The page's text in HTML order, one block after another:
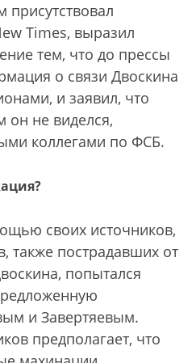
присутствовал
Times, выразил
тем, что до прессы
о связи Двоскина
и заявил, что
он не виделся,
коллегами по ФСБ.
своих источников,
также пострадавших от
попытался
и Завертяевым.
предполагает, что